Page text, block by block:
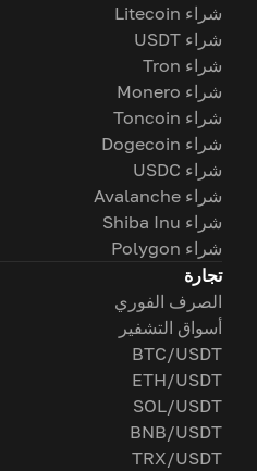
شراء Litecoin
شراء USDT
شراء Tron
شراء Monero
شراء Toncoin
شراء Dogecoin
شراء USDC
شراء Avalanche
شراء Shiba Inu
شراء Polygon
تجارة
الصرف الفوري
أسواق التشفير
BTC/USDT
ETH/USDT
SOL/USDT
BNB/USDT
TRX/USDT